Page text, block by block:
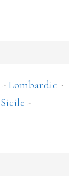
-Lombardie -
Sicile -